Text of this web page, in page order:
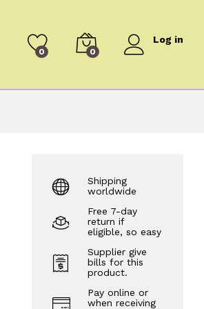
0 0
Log in
Shipping
worldwide
Free 7-day
return if
eligible, so easy
Supplier give
bills for this
product.
Pay online or
when receiving